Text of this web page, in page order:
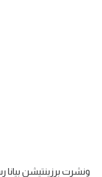
ونشرت برزينتيشن